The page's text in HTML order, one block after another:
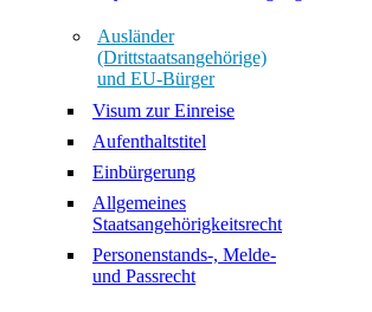
Ausländer
(Drittstaatsangehörige)
und EU-Bürger
Visum zur Einreise
Aufenthaltstitel
Einbürgerung
Allgemeines
Staatsangehörigkeitsrecht
Personenstands-, Melde-
und Passrecht